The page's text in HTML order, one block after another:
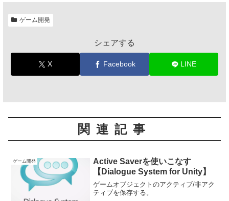
ゲーム開発
シェアする
X Facebook LINE
関連記事
ゲーム開発
Active Saverを使いこなす
【Dialogue System for Unity】
ゲームオブジェクトのアクティブ/非アク
ティブを保存する。